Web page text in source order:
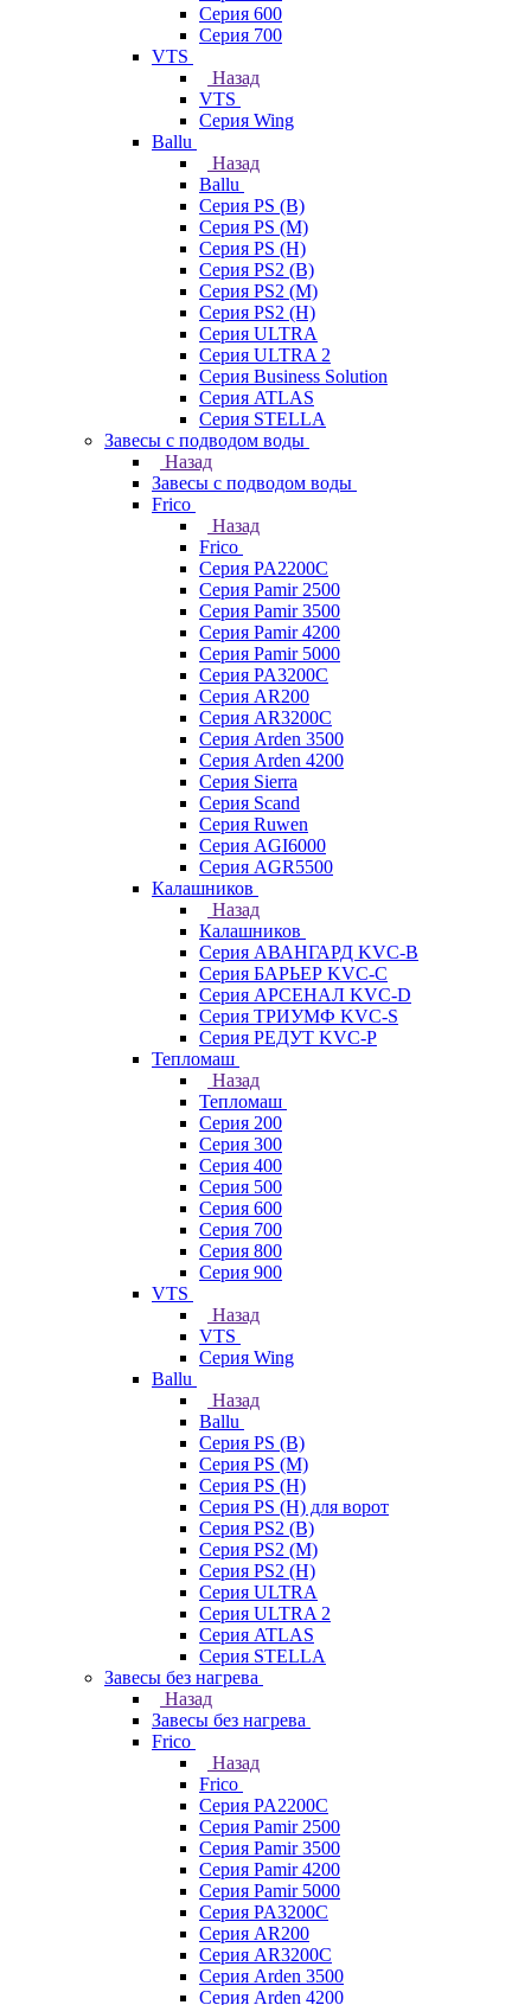
Серия 600
Серия 700
VTS
Назад
VTS
Серия Wing
Ballu
Назад
Ballu
Серия PS (B)
Серия PS (M)
Серия PS (H)
Серия PS2 (B)
Серия PS2 (M)
Серия PS2 (H)
Серия ULTRA
Серия ULTRA 2
Серия Business Solution
Серия ATLAS
Серия STELLA
Завесы с подводом воды
Назад
Завесы с подводом воды
Frico
Назад
Frico
Серия PA2200C
Серия Pamir 2500
Серия Pamir 3500
Серия Pamir 4200
Серия Pamir 5000
Серия PA3200C
Серия AR200
Серия AR3200C
Серия Arden 3500
Серия Arden 4200
Серия Sierra
Серия Scand
Серия Ruwen
Серия AGI6000
Серия AGR5500
Калашников
Назад
Калашников
Серия АВАНГАРД KVC-B
Серия БАРЬЕР KVC-C
Серия АРСЕНАЛ KVC-D
Серия ТРИУМФ KVC-S
Серия РЕДУТ KVC-P
Тепломаш
Назад
Тепломаш
Серия 200
Серия 300
Серия 400
Серия 500
Серия 600
Серия 700
Серия 800
Серия 900
VTS
Назад
VTS
Серия Wing
Ballu
Назад
Ballu
Серия PS (B)
Серия PS (M)
Серия PS (H)
Серия PS (H) для ворот
Серия PS2 (B)
Серия PS2 (M)
Серия PS2 (H)
Серия ULTRA
Серия ULTRA 2
Серия ATLAS
Серия STELLA
Завесы без нагрева
Назад
Завесы без нагрева
Frico
Назад
Frico
Серия PA2200C
Серия Pamir 2500
Серия Pamir 3500
Серия Pamir 4200
Серия Pamir 5000
Серия PA3200C
Серия AR200
Серия AR3200C
Серия Arden 3500
Серия Arden 4200